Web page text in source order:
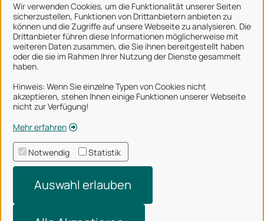
Wir verwenden Cookies, um die Funktionalität unserer Seiten
sicherzustellen, Funktionen von Drittanbietern anbieten zu
können und die Zugriffe auf unsere Webseite zu analysieren. Die
Drittanbieter führen diese Informationen möglicherweise mit
weiteren Daten zusammen, die Sie ihnen bereitgestellt haben
oder die sie im Rahmen Ihrer Nutzung der Dienste gesammelt
haben.
Hinweis: Wenn Sie einzelne Typen von Cookies nicht
akzeptieren, stehen Ihnen einige Funktionen unserer Webseite
nicht zur Verfügung!
Mehr erfahren
Notwendig Statistik
Auswahl erlauben
Stadt Osnabrück
Alle Rechte vorbehalten
Über uns
Impressum
Datenschutzerklärung